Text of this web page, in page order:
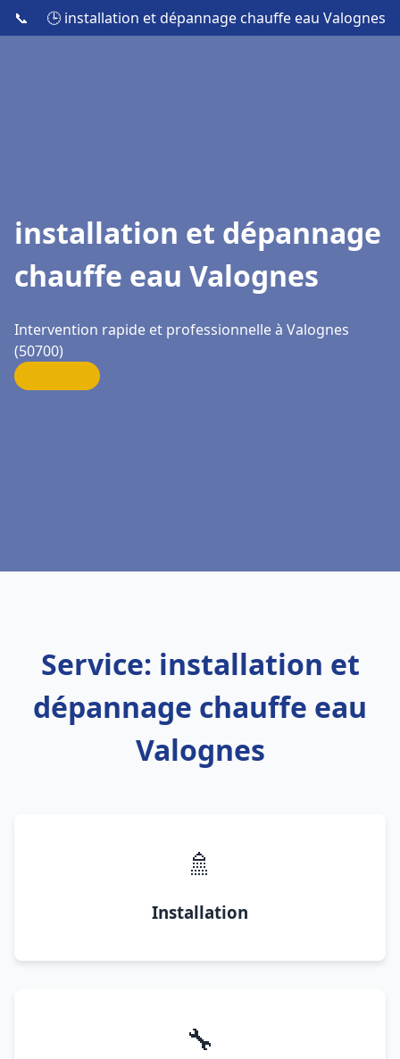
📞 🕒 installation et dépannage chauffe eau Valognes
installation et dépannage
chauffe eau Valognes
Intervention rapide et professionnelle à Valognes
(50700)
Service: installation et
dépannage chauffe eau
Valognes
🚿
Installation
🔧